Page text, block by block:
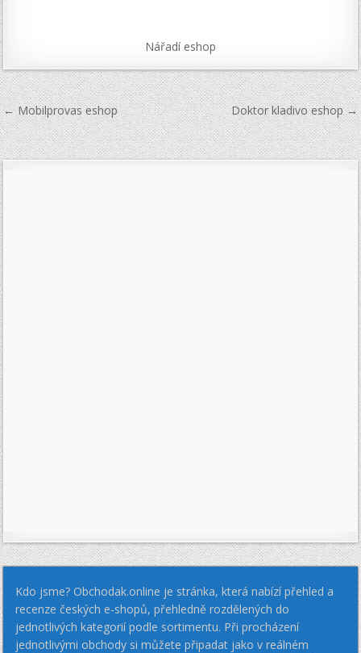
Nářadí eshop
Navigace
pro
příspěvek
← Mobilprovas eshop Doktor kladivo eshop →
Kdo jsme? Obchodak.online je stránka, která nabízí přehled a
recenze českých e-shopů, přehledně rozdělených do
jednotlivých kategorií podle sortimentu. Při procházení
jednotlivými obchody si můžete připadat jako v reálném